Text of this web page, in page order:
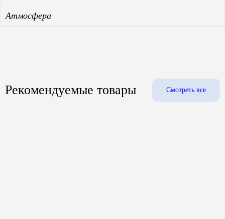
Атмосфера
Рекомендуемые товары Смотреть все